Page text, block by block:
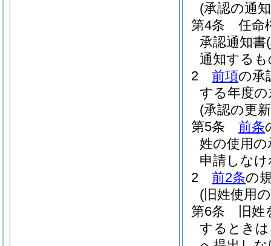
(承認の通
第4条
任命
承認通知書(
通知する
2
前項の承
する年度
(承認の更
第5条
前条
姓の使用
申請しな
2
前2条の
(旧姓使用
第6条
旧
するとき